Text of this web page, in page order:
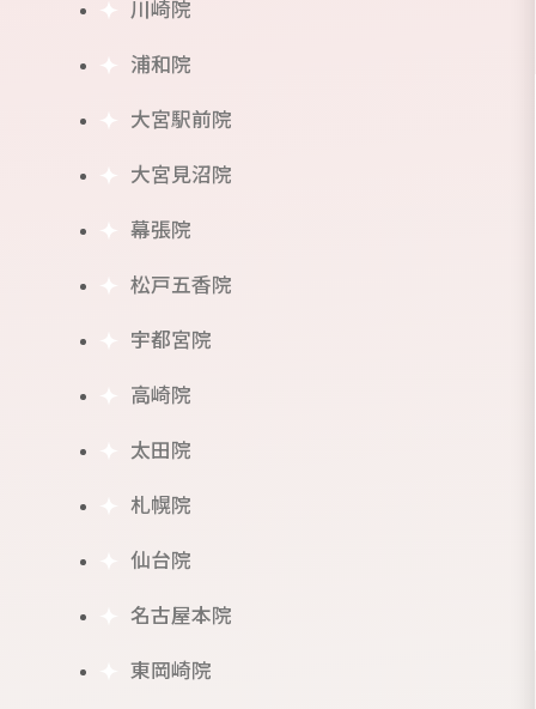
川崎院
浦和院
大宮駅前院
大宮見沼院
幕張院
松戸五香院
宇都宮院
⾼崎院
太田院
札幌院
仙台院
名古屋本院
東岡崎院